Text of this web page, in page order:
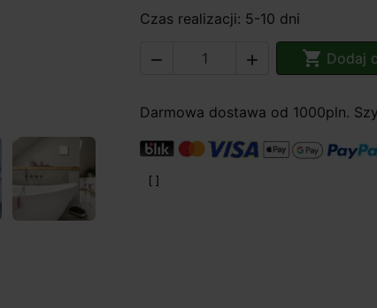
Czas realizacji: 5-10 dni
   Dodaj
Darmowa dostawa od 1000pln.